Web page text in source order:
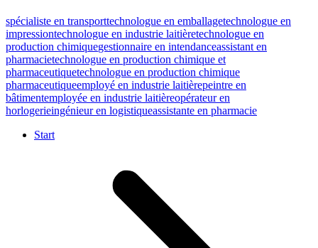
spécialiste en transporttechnologue en emballagetechnologue en
impressiontechnologue en industrie laitièretechnologue en
production chimiquegestionnaire en intendanceassistant en
pharmacietechnologue en production chimique et
pharmaceutiquetechnologue en production chimique
pharmaceutiqueemployé en industrie laitièrepeintre en
bâtimentemployée en industrie laitièreopérateur en
horlogerieingénieur en logistiqueassistante en pharmacie
Start